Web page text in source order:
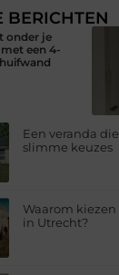
BERICHTEN
onder je
een 4-
Een veranda
slimme keuzes
Waarom kiezen
in Utrecht?